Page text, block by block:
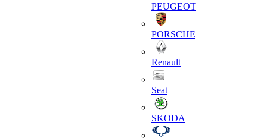
PEUGEOT
PORSCHE
Renault
Seat
SKODA